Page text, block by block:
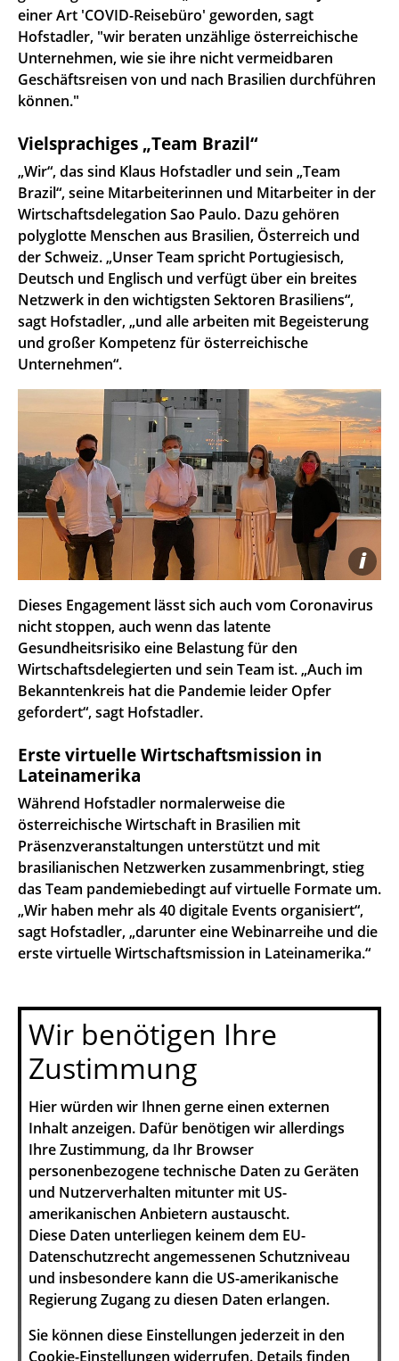
einer Art 'COVID-Reisebüro' geworden, sagt
Hofstadler, "wir beraten unzählige österreichische
Unternehmen, wie sie ihre nicht vermeidbaren
Geschäftsreisen von und nach Brasilien durchführen
können."
Vielsprachiges „Team Brazil“
„Wir“, das sind Klaus Hofstadler und sein „Team
Brazil“, seine Mitarbeiterinnen und Mitarbeiter in der
Wirtschaftsdelegation Sao Paulo. Dazu gehören
polyglotte Menschen aus Brasilien, Österreich und
der Schweiz. „Unser Team spricht Portugiesisch,
Deutsch und Englisch und verfügt über ein breites
Netzwerk in den wichtigsten Sektoren Brasiliens“,
sagt Hofstadler, „und alle arbeiten mit Begeisterung
und großer Kompetenz für österreichische
Unternehmen“.
i
Dieses Engagement lässt sich auch vom Coronavirus
nicht stoppen, auch wenn das latente
Gesundheitsrisiko eine Belastung für den
Wirtschaftsdelegierten und sein Team ist. „Auch im
Bekanntenkreis hat die Pandemie leider Opfer
gefordert“, sagt Hofstadler.
Erste virtuelle Wirtschaftsmission in
Lateinamerika
Während Hofstadler normalerweise die
österreichische Wirtschaft in Brasilien mit
Präsenzveranstaltungen unterstützt und mit
brasilianischen Netzwerken zusammenbringt, stieg
das Team pandemiebedingt auf virtuelle Formate um.
„Wir haben mehr als 40 digitale Events organisiert“,
sagt Hofstadler, „darunter eine Webinarreihe und die
erste virtuelle Wirtschaftsmission in Lateinamerika.“
Wir benötigen Ihre
Zustimmung
Hier würden wir Ihnen gerne einen externen
Inhalt anzeigen. Dafür benötigen wir allerdings
Ihre Zustimmung, da Ihr Browser
personenbezogene technische Daten zu Geräten
und Nutzerverhalten mitunter mit US-
amerikanischen Anbietern austauscht.
Diese Daten unterliegen keinem dem EU-
Datenschutzrecht angemessenen Schutzniveau
und insbesondere kann die US-amerikanische
Regierung Zugang zu diesen Daten erlangen.
Sie können diese Einstellungen jederzeit in den
Cookie-Einstellungen widerrufen. Details finden